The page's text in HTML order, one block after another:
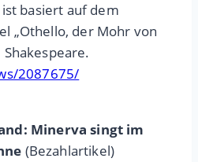
basiert auf dem
„Othello, der Mohr von
2087675/
Minerva singt im
(Bezahlartikel)